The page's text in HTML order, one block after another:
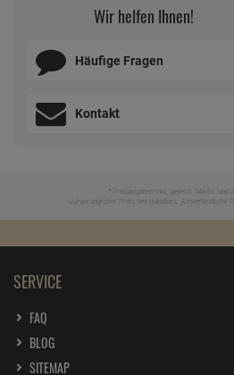
Wir helfen Ihnen!
Häufige Fragen
Kontakt
* Preisangaben inkl. gesetzl. MwSt. und
Ursprünglicher Preis des Händlers, Unverbindliche
SERVICE
FAQ
BLOG
SITEMAP